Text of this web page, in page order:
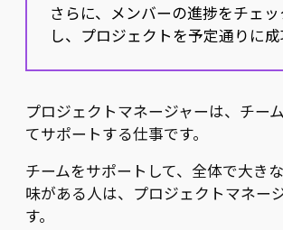
さらに、メンバーの進捗をチェ
し、プロジェクトを予定通りに成
プロジェクトマネージャーは、チー
てサポートする仕事です。
チームをサポートして、全体で大き
味がある人は、プロジェクトマネー
す。